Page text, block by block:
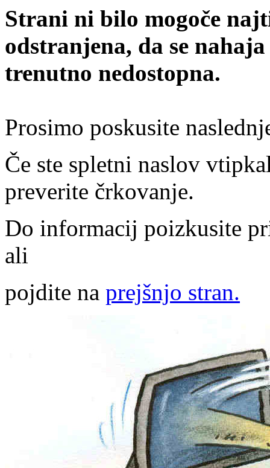
Strani ni bilo mogoče
odstranjena, da se
trenutno nedostopna.
Prosimo poskusite
Če ste spletni naslov
preverite črkovanje.
Do informacij poizkusite
ali
pojdite na prejšnjo stran.